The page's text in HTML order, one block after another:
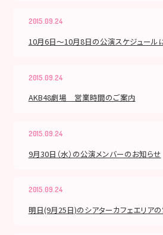
2015.09.24
10月6日～10月8日の公演スケジュール
2015.09.24
AKB48劇場 営業時間のご案内
2015.09.24
9月30日（水）の公演メンバーのお知らせ
2015.09.24
明日(9月25日)のシアターカフェエリア